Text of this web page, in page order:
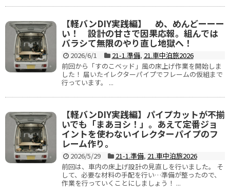
【軽バンDIY実践編】 め、めんどーーー
い！ 設計の甘さで因果応報。組んでは
バラシて無限のやり直し地獄へ！
2026/6/1 21-1.準備, 21.車中泊旅2026
前回から「すのこベッド」風の床上げ作業を開始しま
した！ 届いたイレクターパイプでフレームの仮組まで
行っています。 ...
【軽バンDIY実践編】パイプカットが不揃
いでも「まあヨシ！」。あえて定番ジョ
イントを使わないイレクターパイプのフ
レーム作り。
2026/5/29 21-1.準備, 21.車中泊旅2026
前回は、車内の床上げ設計の見直しを行いました。 そ
して、必要な材料の手配を行い…準備が整ったので、
作業を行っていくことにしましょう！ ...